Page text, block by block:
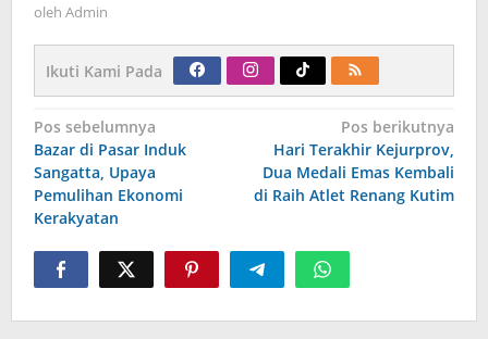
oleh Admin
Ikuti Kami Pada
Navigasi
pos
Pos sebelumnya
Bazar di Pasar Induk
Sangatta, Upaya
Pemulihan Ekonomi
Kerakyatan
Pos berikutnya
Hari Terakhir Kejurprov,
Dua Medali Emas Kembali
di Raih Atlet Renang Kutim